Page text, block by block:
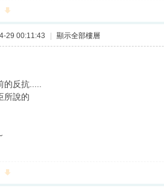
29 00:11:43 顯示全部樓層
反抗.....
所說的